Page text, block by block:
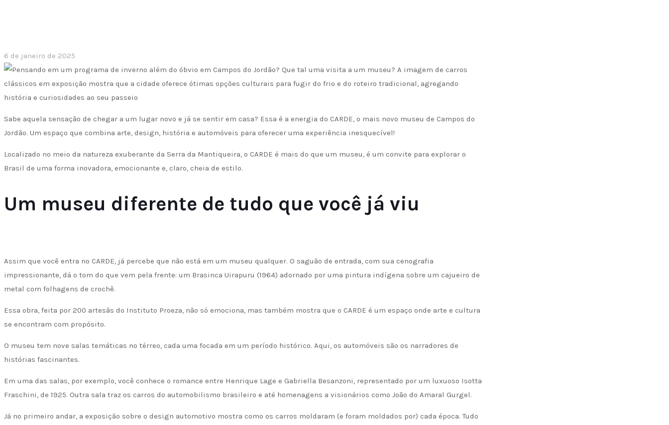
6 de janeiro de 2025
Sabe aquela sensação de chegar a um lugar novo e já se sentir em casa? Essa é a energia do CARDE, o mais novo museu de Campos do
Jordão. Um espaço que combina arte, design, história e automóveis para oferecer uma experiência inesquecível!
Localizado no meio da natureza exuberante da Serra da Mantiqueira, o CARDE é mais do que um museu, é um convite para explorar o
Brasil de uma forma inovadora, emocionante e, claro, cheia de estilo.
Um museu diferente de tudo que você já viu
Assim que você entra no CARDE, já percebe que não está em um museu qualquer. O saguão de entrada, com sua cenografia
impressionante, dá o tom do que vem pela frente: um Brasinca Uirapuru (1964) adornado por uma pintura indígena sobre um cajueiro de
metal com folhagens de crochê.
Essa obra, feita por 200 artesãs do Instituto Proeza, não só emociona, mas também mostra que o CARDE é um espaço onde arte e cultura
se encontram com propósito.
O museu tem nove salas temáticas no térreo, cada uma focada em um período histórico. Aqui, os automóveis são os narradores de
histórias fascinantes.
Em uma das salas, por exemplo, você conhece o romance entre Henrique Lage e Gabriella Besanzoni, representado por um luxuoso Isotta
Fraschini, de 1925. Outra sala traz os carros do automobilismo brasileiro e até homenagens a visionários como João do Amaral Gurgel.
Já no primeiro andar, a exposição sobre o design automotivo mostra como os carros moldaram (e foram moldados por) cada época. Tudo